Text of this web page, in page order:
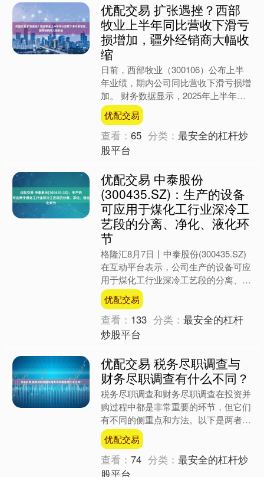
优配交易 扩张遇挫？西部
牧业上半年同比营收下滑亏
损增加，疆外经销商大幅收
缩
日前，西部牧业（300106）公布上半
年业绩，期内公司同比营收下滑亏损增
加。 财务数据显示，2025年上半年西
部牧业实现营业总收入3.96亿元，同比
下降12.4....
优配交易
查看：65 分类：最安全的杠杆炒
股平台
优配交易 中泰股份
(300435.SZ)：生产的设备
可应用于煤化工行业深冷工
艺段的分离、净化、液化环
节
格隆汇8月7日丨中泰股份(300435.SZ)
在互动平台表示，公司生产的设备可应
用于煤化工行业深冷工艺段的分离、净
化、液化环节，公司主要提供装备，在
煤化工领域已....
优配交易
查看： 133 分类：最安全的杠杆
炒股平台
优配交易 税务尽职调查与
财务尽职调查有什么不同？
税务尽职调查和财务尽职调查在投资并
购过程中都是非常重要的环节，但它们
有不同的侧重点和方法。以下是两者的
主要区别： 1. 目的不同 税务尽职调
查：主要目的是全面了....
优配交易
查看：74 分类：最安全的杠杆炒